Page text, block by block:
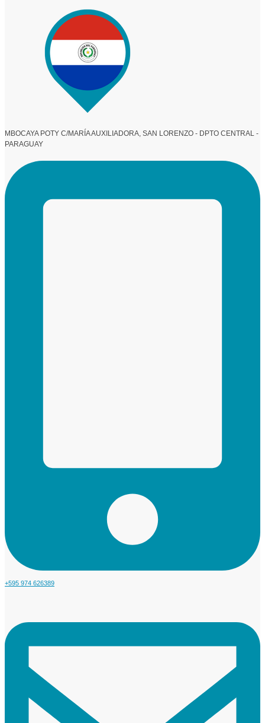
MBOCAYA POTY C/MARÍA AUXILIADORA, SAN LORENZO - DPTO CENTRAL -
PARAGUAY
+595 974 626389